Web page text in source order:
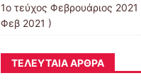
1ο τεύχος Φεβρουάριος 2021
Φεβ 2021 )
ΤΕΛΕΥΤΑΊΑ ΆΡΘΡΑ